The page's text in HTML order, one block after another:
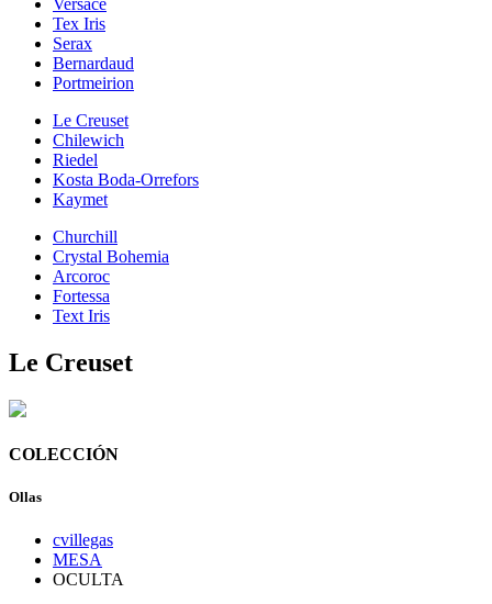
Tex Iris
Serax
Bernardaud
Portmeirion
Le Creuset
Chilewich
Riedel
Kosta Boda-Orrefors
Kaymet
Churchill
Crystal Bohemia
Arcoroc
Fortessa
Text Iris
Le Creuset
COLECCIÓN
Ollas
cvillegas
MESA
OCULTA